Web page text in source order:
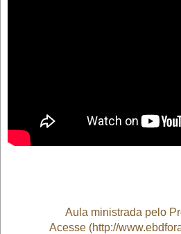
Aula ministrada pelo
Acesse (http://